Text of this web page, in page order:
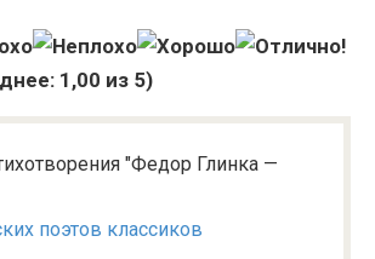
1,00 из 5)
"Федор Глинка —
поэтов классиков